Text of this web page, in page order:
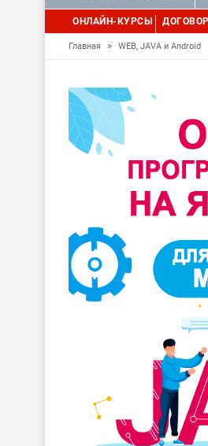
УПРАВЛЕНИЕ ПРОЕКТАМИ
ОНЛАЙН-КУРСЫ
Главная » WEB, JAVA и Android